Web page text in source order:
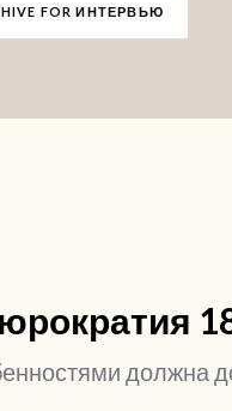
FOR ИНТЕРВЬЮ
должна